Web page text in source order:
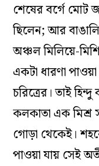
শেষের বর্গে মোট
ছিলেন; আর
অঞ্চল মিলিয়ে-
একটা ধারণা
চরিত্রের। তাই
কলকাতা এক মিশ্র
গোড়া থেকেই।
পাওয়া যায় সেই